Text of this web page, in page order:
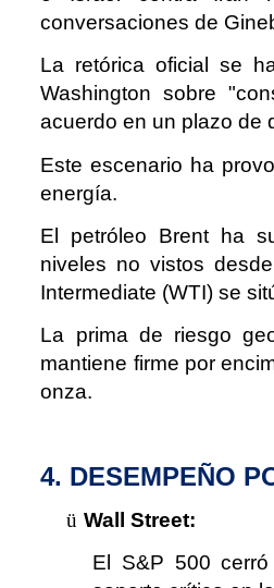
conversaciones de
La retórica oficial se
Washington sobre
acuerdo en un plazo de
Este escenario ha
energía.
El petróleo Brent ha
niveles no vistos
Intermediate (WTI) se
La prima de riesgo
mantiene firme por
onza.
4. DESEMPEÑO
ü Wall Street:
El S&P 500